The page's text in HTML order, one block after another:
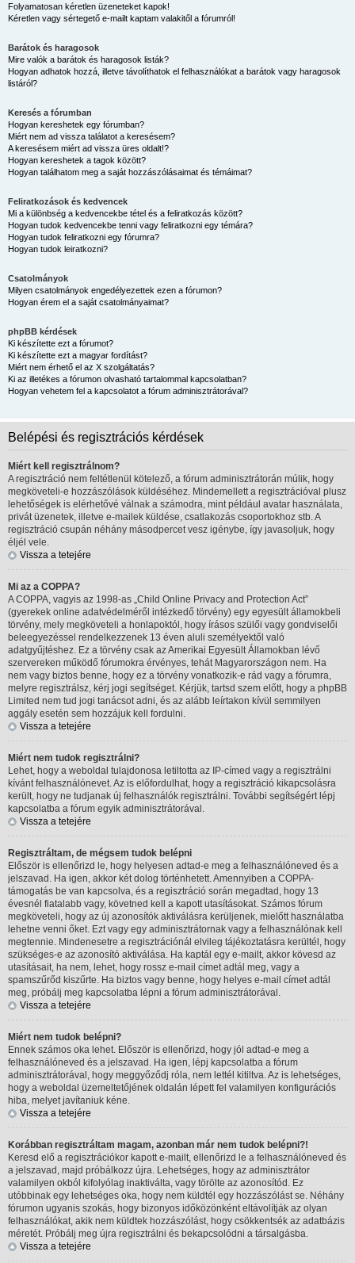
Folyamatosan kéretlen üzeneteket kapok!
Kéretlen vagy sértegető e-mailt kaptam valakitől a fórumról!
Barátok és haragosok
Mire valók a barátok és haragosok listák?
Hogyan adhatok hozzá, illetve távolíthatok el felhasználókat a barátok vagy haragosok
listáról?
Keresés a fórumban
Hogyan kereshetek egy fórumban?
Miért nem ad vissza találatot a keresésem?
A keresésem miért ad vissza üres oldalt!?
Hogyan kereshetek a tagok között?
Hogyan találhatom meg a saját hozzászólásaimat és témáimat?
Feliratkozások és kedvencek
Mi a különbség a kedvencekbe tétel és a feliratkozás között?
Hogyan tudok kedvencekbe tenni vagy feliratkozni egy témára?
Hogyan tudok feliratkozni egy fórumra?
Hogyan tudok leiratkozni?
Csatolmányok
Milyen csatolmányok engedélyezettek ezen a fórumon?
Hogyan érem el a saját csatolmányaimat?
phpBB kérdések
Ki készítette ezt a fórumot?
Ki készítette ezt a magyar fordítást?
Miért nem érhető el az X szolgáltatás?
Ki az illetékes a fórumon olvasható tartalommal kapcsolatban?
Hogyan vehetem fel a kapcsolatot a fórum adminisztrátorával?
Belépési és regisztrációs kérdések
Miért kell regisztrálnom?
A regisztráció nem feltétlenül kötelező, a fórum adminisztrátorán múlik, hogy
megköveteli-e hozzászólások küldéséhez. Mindemellett a regisztrációval plusz
lehetőségek is elérhetővé válnak a számodra, mint például avatar használata,
privát üzenetek, illetve e-mailek küldése, csatlakozás csoportokhoz stb. A
regisztráció csupán néhány másodpercet vesz igénybe, így javasoljuk, hogy
éljél vele.
Vissza a tetejére
Mi az a COPPA?
A COPPA, vagyis az 1998-as „Child Online Privacy and Protection Act”
(gyerekek online adatvédelméről intézkedő törvény) egy egyesült államokbeli
törvény, mely megköveteli a honlapoktól, hogy írásos szülői vagy gondviselői
beleegyezéssel rendelkezzenek 13 éven aluli személyektől való
adatgyűjtéshez. Ez a törvény csak az Amerikai Egyesült Államokban lévő
szervereken működő fórumokra érvényes, tehát Magyarországon nem. Ha
nem vagy biztos benne, hogy ez a törvény vonatkozik-e rád vagy a fórumra,
melyre regisztrálsz, kérj jogi segítséget. Kérjük, tartsd szem előtt, hogy a phpBB
Limited nem tud jogi tanácsot adni, és az alább leírtakon kívül semmilyen
aggály esetén sem hozzájuk kell fordulni.
Vissza a tetejére
Miért nem tudok regisztrálni?
Lehet, hogy a weboldal tulajdonosa letiltotta az IP-címed vagy a regisztrálni
kívánt felhasználónevet. Az is előfordulhat, hogy a regisztráció kikapcsolásra
került, hogy ne tudjanak új felhasználók regisztrálni. További segítségért lépj
kapcsolatba a fórum egyik adminisztrátorával.
Vissza a tetejére
Regisztráltam, de mégsem tudok belépni
Először is ellenőrizd le, hogy helyesen adtad-e meg a felhasználóneved és a
jelszavad. Ha igen, akkor két dolog történhetett. Amennyiben a COPPA-
támogatás be van kapcsolva, és a regisztráció során megadtad, hogy 13
évesnél fiatalabb vagy, követned kell a kapott utasításokat. Számos fórum
megköveteli, hogy az új azonosítók aktiválásra kerüljenek, mielőtt használatba
lehetne venni őket. Ezt vagy egy adminisztrátornak vagy a felhasználónak kell
megtennie. Mindenesetre a regisztrációnál elvileg tájékoztatásra kerültél, hogy
szükséges-e az azonosító aktiválása. Ha kaptál egy e-mailt, akkor kövesd az
utasításait, ha nem, lehet, hogy rossz e-mail címet adtál meg, vagy a
spamszűrőd kiszűrte. Ha biztos vagy benne, hogy helyes e-mail címet adtál
meg, próbálj meg kapcsolatba lépni a fórum adminisztrátorával.
Vissza a tetejére
Miért nem tudok belépni?
Ennek számos oka lehet. Először is ellenőrizd, hogy jól adtad-e meg a
felhasználóneved és a jelszavad. Ha igen, lépj kapcsolatba a fórum
adminisztrátorával, hogy meggyőződj róla, nem lettél kitiltva. Az is lehetséges,
hogy a weboldal üzemeltetőjének oldalán lépett fel valamilyen konfigurációs
hiba, melyet javítaniuk kéne.
Vissza a tetejére
Korábban regisztráltam magam, azonban már nem tudok belépni?!
Keresd elő a regisztrációkor kapott e-mailt, ellenőrizd le a felhasználóneved és
a jelszavad, majd próbálkozz újra. Lehetséges, hogy az adminisztrátor
valamilyen okból kifolyólag inaktiválta, vagy törölte az azonosítód. Ez
utóbbinak egy lehetséges oka, hogy nem küldtél egy hozzászólást se. Néhány
fórumon ugyanis szokás, hogy bizonyos időközönként eltávolítják az olyan
felhasználókat, akik nem küldtek hozzászólást, hogy csökkentsék az adatbázis
méretét. Próbálj meg újra regisztrálni és bekapcsolódni a társalgásba.
Vissza a tetejére